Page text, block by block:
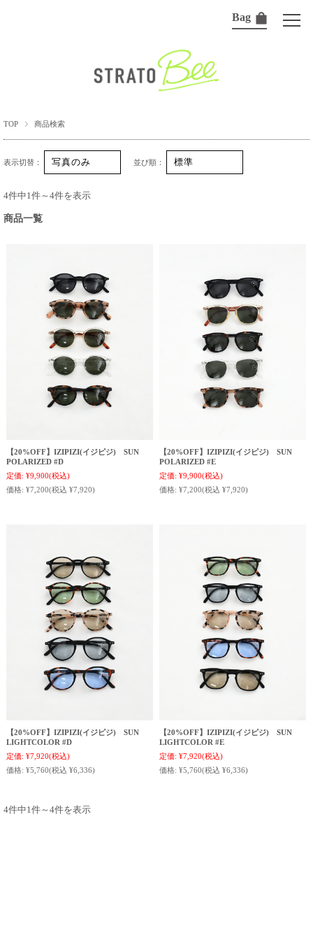
Bag
TOP 商品検索
表示切替： 並び順：
4件中1件～4件を表示
商品一覧
【20%OFF】IZIPIZI(イジピジ) SUN
POLARIZED #D
定価: ¥9,900(税込)
価格: ¥7,200(税込 ¥7,920)
【20%OFF】IZIPIZI(イジピジ) SUN
POLARIZED #E
定価: ¥9,900(税込)
価格: ¥7,200(税込 ¥7,920)
【20%OFF】IZIPIZI(イジピジ) SUN
LIGHTCOLOR #D
定価: ¥7,920(税込)
価格: ¥5,760(税込 ¥6,336)
【20%OFF】IZIPIZI(イジピジ) SUN
LIGHTCOLOR #E
定価: ¥7,920(税込)
価格: ¥5,760(税込 ¥6,336)
4件中1件～4件を表示